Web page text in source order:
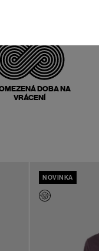
DOBA NA
VRÁCENÍ
NOVINKA